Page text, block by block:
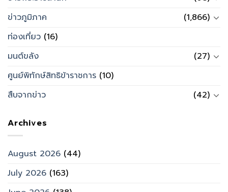
ข่าวภูมิภาค
(1,866)
ท่องเที่ยว (16)
มนต์ขลัง
(27)
ศูนย์พิทักษ์สิทธิข้าราชการ (10)
สืบจากข่าว
(42)
Archives
August 2026 (44)
July 2026 (163)